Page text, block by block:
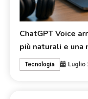
ChatGPT Voice
più naturali e
Tecnologia Luglio